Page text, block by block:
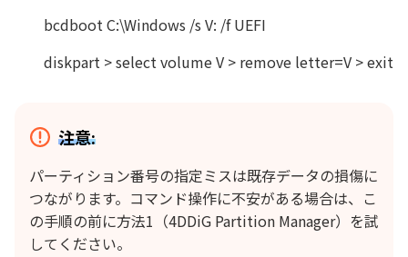
bcdboot C:\Windows /s V: /f UEFI
diskpart > select volume V > remove letter=V > exit
注意:
パーティション番号の指定ミスは既存データの損傷に
つながります。コマンド操作に不安がある場合は、こ
の手順の前に方法1（4DDiG Partition Manager）を試
してください。